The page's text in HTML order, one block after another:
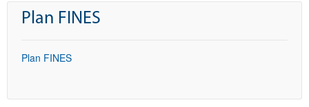
Plan FINES
Plan FINES